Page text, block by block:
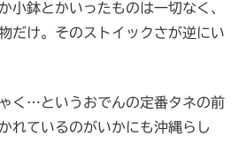
小鉢とかいったものは一切なく、
だけ。そのストイックさが逆にい
く…というおでんの定番タネの前
れているのがいかにも沖縄らし